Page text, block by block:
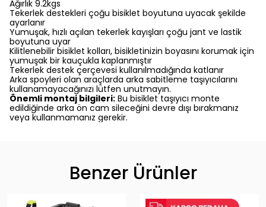
Ağırlık 9.2kgs
Tekerlek destekleri çoğu bisiklet boyutuna uyacak şekilde
ayarlanır
Yumuşak, hızlı açılan tekerlek kayışları çoğu jant ve lastik
boyutuna uyar
Kilitlenebilir bisiklet kolları, bisikletinizin boyasını korumak için
yumuşak bir kauçukla kaplanmıştır
Tekerlek destek çerçevesi kullanılmadığında katlanır
Arka spoyleri olan araçlarda arka sabitleme taşıyıcılarını
kullanamayacağınızı lütfen unutmayın.
Önemli montaj bilgileri: Bu bisiklet taşıyıcı monte
edildiğinde arka ön cam sileceğini devre dışı bırakmanız
veya kullanmamanız gerekir.
Benzer Ürünler